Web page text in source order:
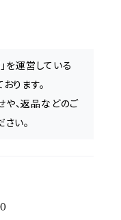
を運営している
ります。
、返品などのご
い。